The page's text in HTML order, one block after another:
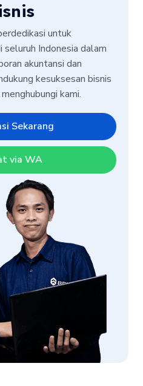
untuk
Indonesia dalam
akuntansi dan
kesuksesan bisnis
kami.
Sekarang
via WA